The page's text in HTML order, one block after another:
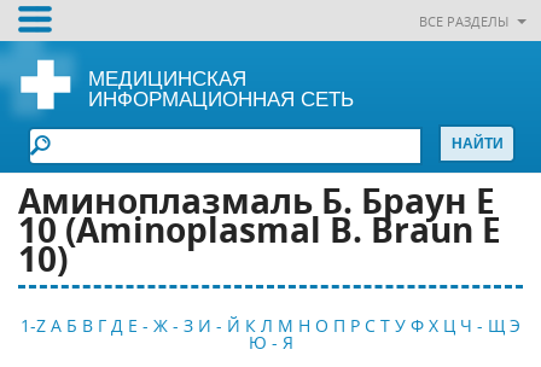
ВСЕ РАЗДЕЛЫ
МЕДИЦИНСКАЯ
ИНФОРМАЦИОННАЯ СЕТЬ
Аминоплазмаль Б. Браун Е
10 (Aminoplasmal B. Braun E
10)
1-Z А Б В Г Д Е - Ж - З И - Й К Л М Н О П Р С Т У Ф Х Ц Ч - Щ Э
Ю - Я